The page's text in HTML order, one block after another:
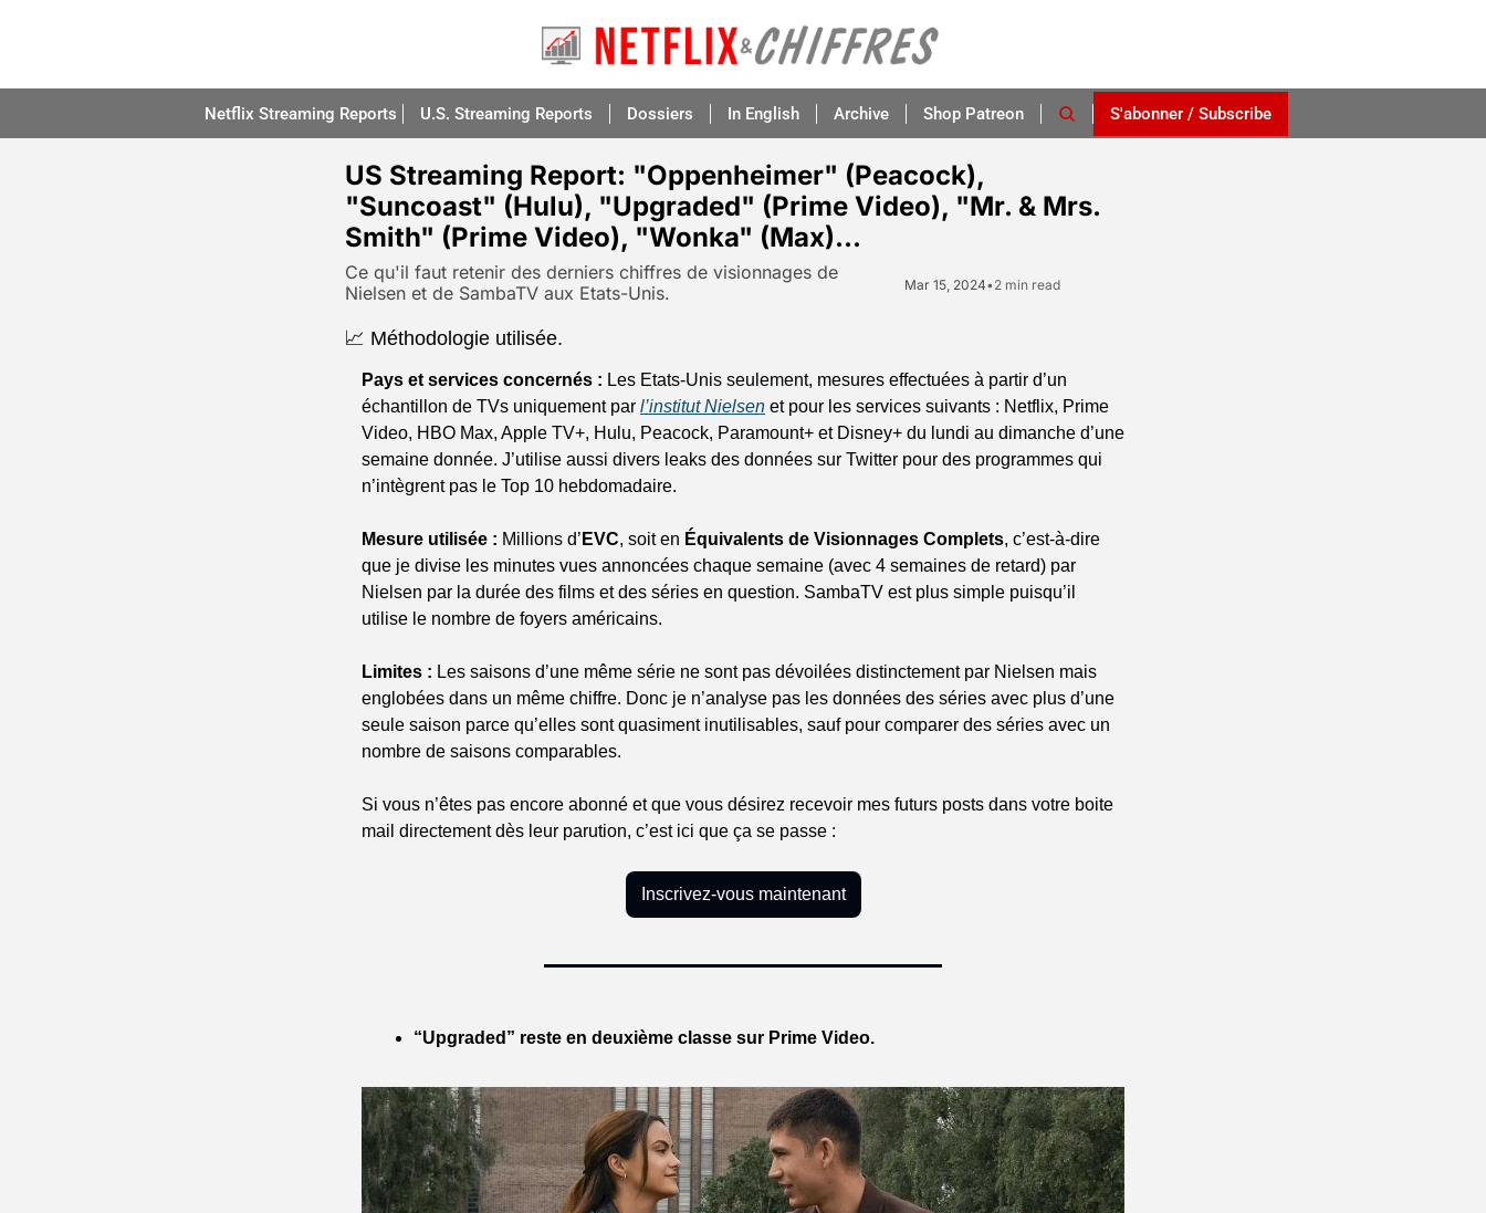
Netflix Streaming Reports U.S. Streaming Reports Dossiers In English Archive Shop Patreon S'abonner / Subscribe
US Streaming Report: "Oppenheimer" (Peacock),
"Suncoast" (Hulu), "Upgraded" (Prime Video), "Mr. & Mrs.
Smith" (Prime Video), "Wonka" (Max)...
Ce qu'il faut retenir des derniers chiffres de visionnages de
Nielsen et de SambaTV aux Etats-Unis.
Mar 15, 2024•2 min read
📈 Méthodologie utilisée.
Pays et services concernés : Les Etats-Unis seulement, mesures effectuées à partir d’un
échantillon de TVs uniquement par l’institut Nielsen et pour les services suivants : Netflix, Prime
Video, HBO Max, Apple TV+, Hulu, Peacock, Paramount+ et Disney+ du lundi au dimanche d’une
semaine donnée. J’utilise aussi divers leaks des données sur Twitter pour des programmes qui
n’intègrent pas le Top 10 hebdomadaire.
Mesure utilisée : Millions d’ EVC, soit en Équivalents de Visionnages Complets, c’est-à-dire
que je divise les minutes vues annoncées chaque semaine (avec 4 semaines de retard) par
Nielsen par la durée des films et des séries en question. SambaTV est plus simple puisqu’il
utilise le nombre de foyers américains.
Limites : Les saisons d’une même série ne sont pas dévoilées distinctement par Nielsen mais
englobées dans un même chiffre. Donc je n’analyse pas les données des séries avec plus d’une
seule saison parce qu’elles sont quasiment inutilisables, sauf pour comparer des séries avec un
nombre de saisons comparables.
Si vous n’êtes pas encore abonné et que vous désirez recevoir mes futurs posts dans votre boite
mail directement dès leur parution, c’est ici que ça se passe :
Inscrivez-vous maintenant
“Upgraded” reste en deuxième classe sur Prime Video.